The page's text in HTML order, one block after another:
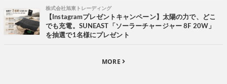
株式会社旭東トレーディング
【Instagramプレゼントキャンペーン】太陽の力で、どこ
でも充電。SUNEAST「ソーラーチャージャー 8F 20W」
を抽選で1名様にプレゼント
MORE